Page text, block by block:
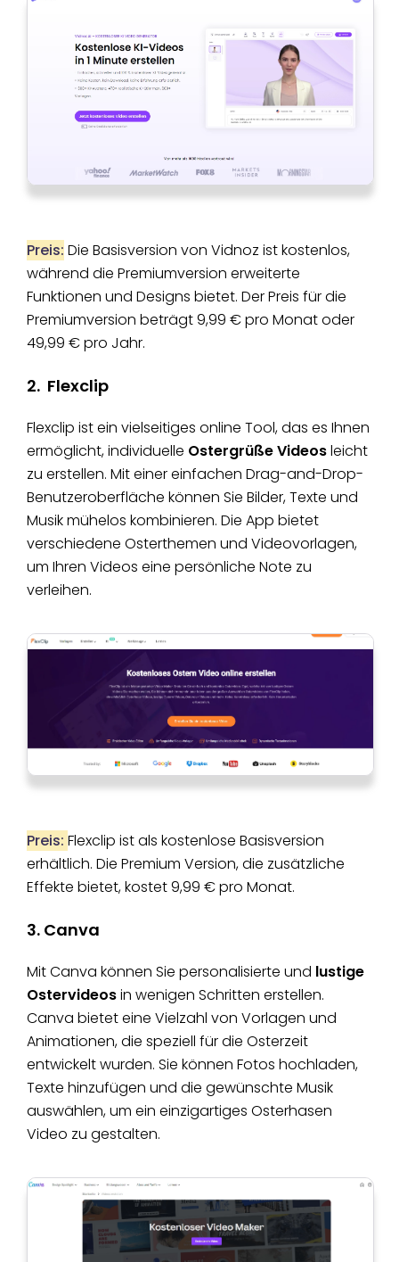
Preis: Die Basisversion von Vidnoz ist kostenlos,
während die Premiumversion erweiterte
Funktionen und Designs bietet. Der Preis für die
Premiumversion beträgt 9,99 € pro Monat oder
49,99 € pro Jahr.
2. Flexclip
Flexclip ist ein vielseitiges online Tool, das es Ihnen
ermöglicht, individuelle Ostergrüße Videosleicht
zu erstellen. Mit einer einfachen Drag-and-Drop-
Benutzeroberfläche können Sie Bilder, Texte und
Musik mühelos kombinieren. Die App bietet
verschiedene Osterthemen und Videovorlagen,
um Ihren Videos eine persönliche Note zu
verleihen.
Preis: Flexclip ist als kostenlose Basisversion
erhältlich. Die Premium Version, die zusätzliche
Effekte bietet, kostet 9,99 € pro Monat.
3. Canva
Mit Canva können Sie personalisierte und lustige
Ostervideosin wenigen Schritten erstellen.
Canva bietet eine Vielzahl von Vorlagen und
Animationen, die speziell für die Osterzeit
entwickelt wurden. Sie können Fotos hochladen,
Texte hinzufügen und die gewünschte Musik
auswählen, um ein einzigartiges Osterhasen
Video zu gestalten.